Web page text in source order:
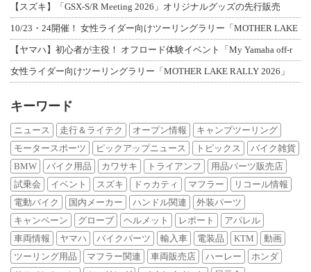
【スズキ】「GSX-S/R Meeting 2026」オリジナルグッズの先行販売
10/23・24開催！ 女性ライダー向けツーリングラリー「MOTHER LAKE
【ヤマハ】初心者が主役！ オフロード体験イベント「My Yamaha off-r
女性ライダー向けツーリングラリー「MOTHER LAKE RALLY 2026」
キーワード
ニュース 走行＆ライテク オープン情報
キャンプツーリング
モータースポーツ
ピックアップニュース トピックス
バイク雑貨
BMW
バイク用品 カワサキ トライアンフ
用品パーツ販売店
試乗会
イベント スズキ ドゥカティ マフラー
リコール情報
電動バイク
国内メーカー ハンドル関連
外装パーツ
キャンペーン
グローブ ヘルメット レポート
アパレル
車両情報
ヤマハ バイクパーツ 輸入車 電装品 KTM
動画
ツーリング用品
マフラー関連 車両販売店 ハーレー
ホンダ